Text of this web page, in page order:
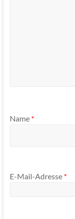
Name *
E-Mail-Adresse *